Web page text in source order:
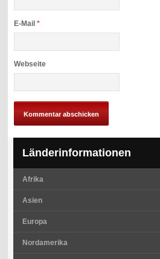
E-Mail*
Webseite
Länderinformationen
Afrika
Asien
Europa
Nordamerika